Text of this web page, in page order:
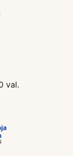
val.